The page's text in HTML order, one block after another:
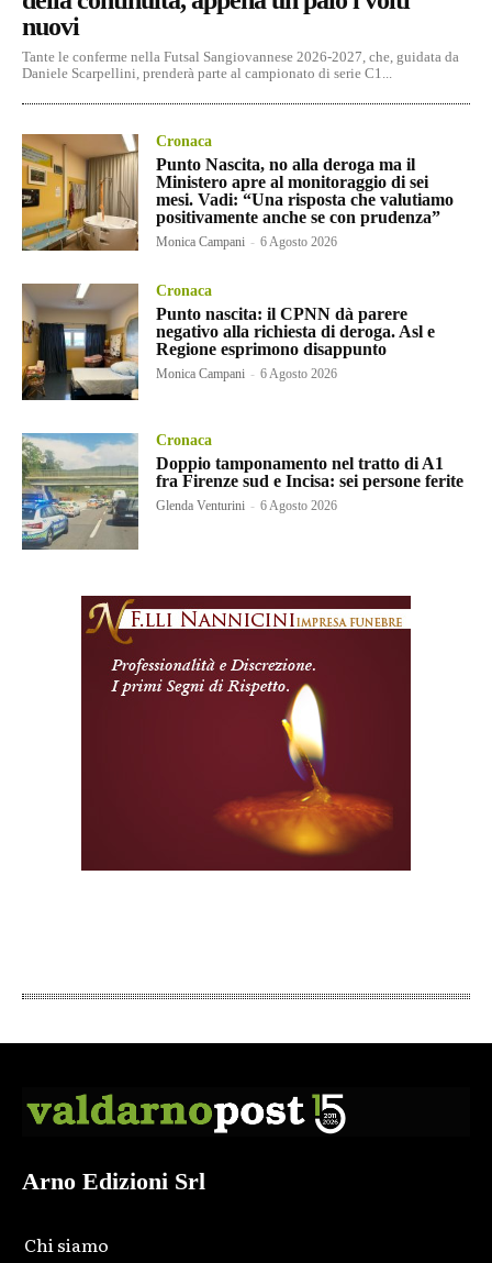
nuovi
Tante le conferme nella Futsal Sangiovannese 2026-2027, che, guidata da
Daniele Scarpellini, prenderà parte al campionato di serie C1...
Cronaca
Punto Nascita, no alla deroga ma il
Ministero apre al monitoraggio di sei
mesi. Vadi: “Una risposta che valutiamo
positivamente anche se con prudenza”
Monica Campani - 6 Agosto 2026
Cronaca
Punto nascita: il CPNN dà parere
negativo alla richiesta di deroga. Asl e
Regione esprimono disappunto
Monica Campani - 6 Agosto 2026
Cronaca
Doppio tamponamento nel tratto di A1
fra Firenze sud e Incisa: sei persone ferite
Glenda Venturini - 6 Agosto 2026
Arno Edizioni Srl
Chi siamo